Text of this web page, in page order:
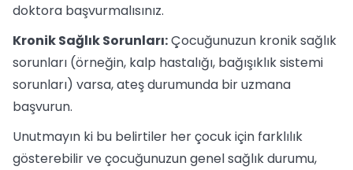
doktora başvurmalısınız.
Kronik Sağlık Sorunları:Çocuğunuzun kronik sağlık
sorunları (örneğin, kalp hastalığı, bağışıklık sistemi
sorunları) varsa, ateş durumunda bir uzmana
başvurun.
Unutmayın ki bu belirtiler her çocuk için farklılık
gösterebilir ve çocuğunuzun genel sağlık durumu,